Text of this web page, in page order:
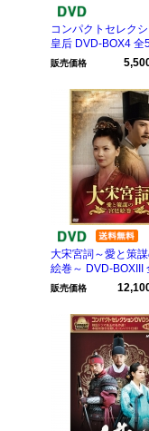
コンパクトセレク
皇后 DVD-BOX4 全
販売価格
大宋宮詞～愛と策
絵巻～ DVD-BOXIII
販売価格